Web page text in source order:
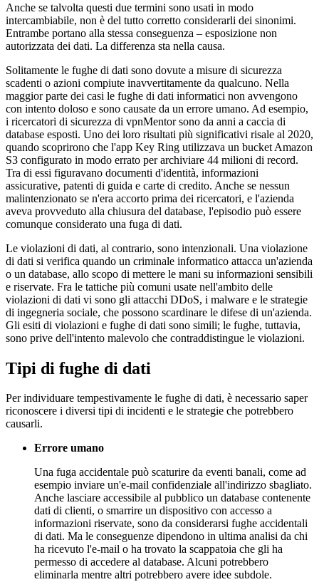
Anche se talvolta questi due termini sono usati in modo
intercambiabile, non è del tutto corretto considerarli dei sinonimi.
Entrambe portano alla stessa conseguenza – esposizione non
autorizzata dei dati. La differenza sta nella causa.
Solitamente le fughe di dati sono dovute a misure di sicurezza
scadenti o azioni compiute inavvertitamente da qualcuno. Nella
maggior parte dei casi le fughe di dati informatici non avvengono
con intento doloso e sono causate da un errore umano. Ad esempio,
i ricercatori di sicurezza di vpnMentor sono da anni a caccia di
database esposti. Uno dei loro risultati più significativi risale al 2020,
quando scoprirono che l'app Key Ring utilizzava un bucket Amazon
S3 configurato in modo errato per archiviare 44 milioni di record.
Tra di essi figuravano documenti d'identità, informazioni
assicurative, patenti di guida e carte di credito. Anche se nessun
malintenzionato se n'era accorto prima dei ricercatori, e l'azienda
aveva provveduto alla chiusura del database, l'episodio può essere
comunque considerato una fuga di dati.
Le violazioni di dati, al contrario, sono intenzionali. Una violazione
di dati si verifica quando un criminale informatico attacca un'azienda
o un database, allo scopo di mettere le mani su informazioni sensibili
e riservate. Fra le tattiche più comuni usate nell'ambito delle
violazioni di dati vi sono gli attacchi DDoS, i malware e le strategie
di ingegneria sociale, che possono scardinare le difese di un'azienda.
Gli esiti di violazioni e fughe di dati sono simili; le fughe, tuttavia,
sono prive dell'intento malevolo che contraddistingue le violazioni.
Tipi di fughe di dati
Per individuare tempestivamente le fughe di dati, è necessario saper
riconoscere i diversi tipi di incidenti e le strategie che potrebbero
causarli.
Errore umano
Una fuga accidentale può scaturire da eventi banali, come ad
esempio inviare un'e-mail confidenziale all'indirizzo sbagliato.
Anche lasciare accessibile al pubblico un database contenente
dati di clienti, o smarrire un dispositivo con accesso a
informazioni riservate, sono da considerarsi fughe accidentali
di dati. Ma le conseguenze dipendono in ultima analisi da chi
ha ricevuto l'e-mail o ha trovato la scappatoia che gli ha
permesso di accedere al database. Alcuni potrebbero
eliminarla mentre altri potrebbero avere idee subdole.